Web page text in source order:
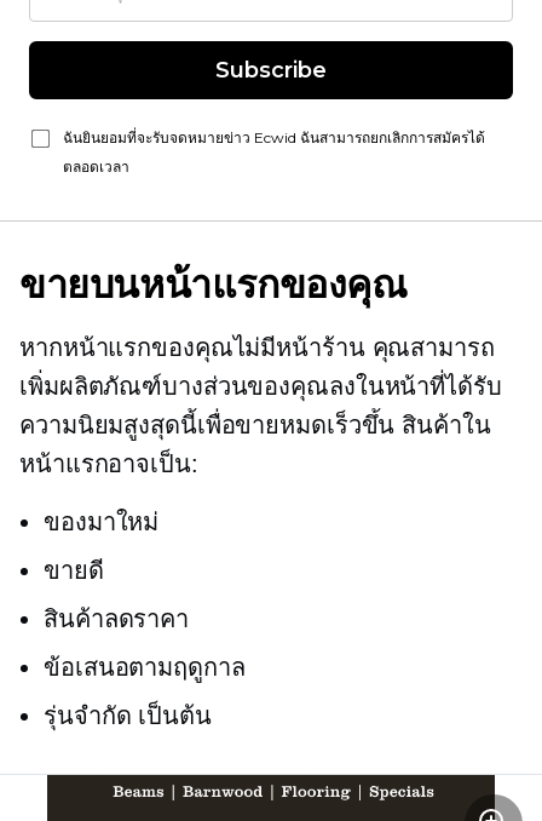
Subscribe
ฉันยินยอมที่จะรับจดหมายข่าว Ecwid ฉันสามารถยกเลิกการสมัครได้
ตลอดเวลา
ขายบนหน้าแรกของคุณ
หากหน้าแรกของคุณไม่มีหน้าร้าน คุณสามารถ
เพิ่มผลิตภัณฑ์บางส่วนของคุณลงในหน้าที่ได้รับ
ความนิยมสูงสุดนี้เพื่อขายหมดเร็วขึ้น สินค้าใน
หน้าแรกอาจเป็น:
ของมาใหม่
ขายดี
สินค้าลดราคา
ข้อเสนอตามฤดูกาล
รุ่นจำกัด เป็นต้น